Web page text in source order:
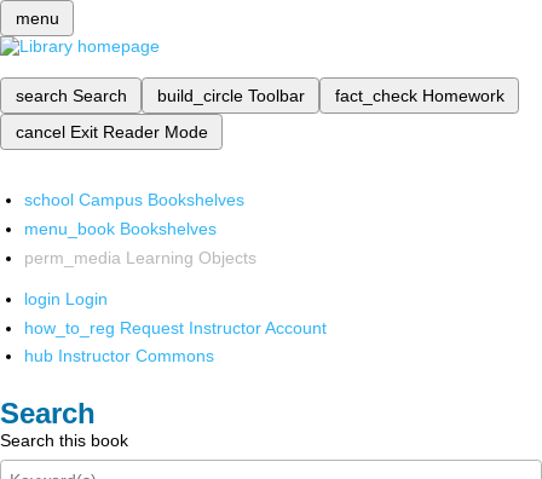
menu
search Search build_circle Toolbar fact_check Homework
cancel Exit Reader Mode
school Campus Bookshelves
menu_book Bookshelves
perm_media Learning Objects
login Login
how_to_reg Request Instructor Account
hub Instructor Commons
Search
Search this book